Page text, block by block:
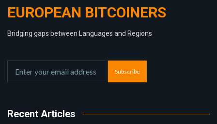
EUROPEAN BITCOINERS
Bridging gaps between Languages and Regions
Subscribe
Recent Articles